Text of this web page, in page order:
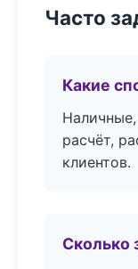
Часто
Какие
расчёт,
клиентов.
Сколько